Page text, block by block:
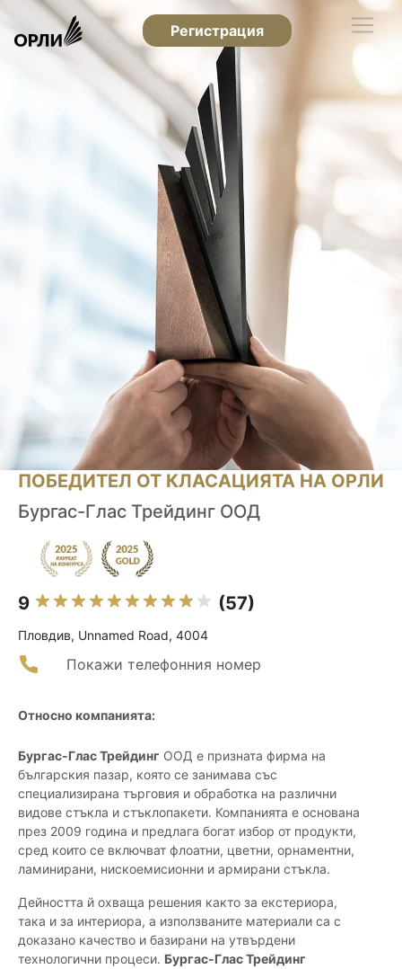
Регистрация
ПОБЕДИТЕЛ ОТ КЛАСАЦИЯТА НА ОРЛИ
Бургас-Глас Трейдинг ООД
9 (57)
Пловдив, Unnamed Road, 4004
Покажи телефонния номер
Относно компанията:
Бургас-Глас Трейдинг ООД е призната фирма на
българския пазар, която се занимава със
специализирана търговия и обработка на различни
видове стъкла и стъклопакети. Компанията е основана
през 2009 година и предлага богат избор от продукти,
сред които се включват флоатни, цветни, орнаментни,
ламинирани, нискоемисионни и армирани стъкла.
Дейността й охваща решения както за екстериора,
така и за интериора, а използваните материали са с
доказано качество и базирани на утвърдени
технологични процеси. Бургас-Глас Трейдинг